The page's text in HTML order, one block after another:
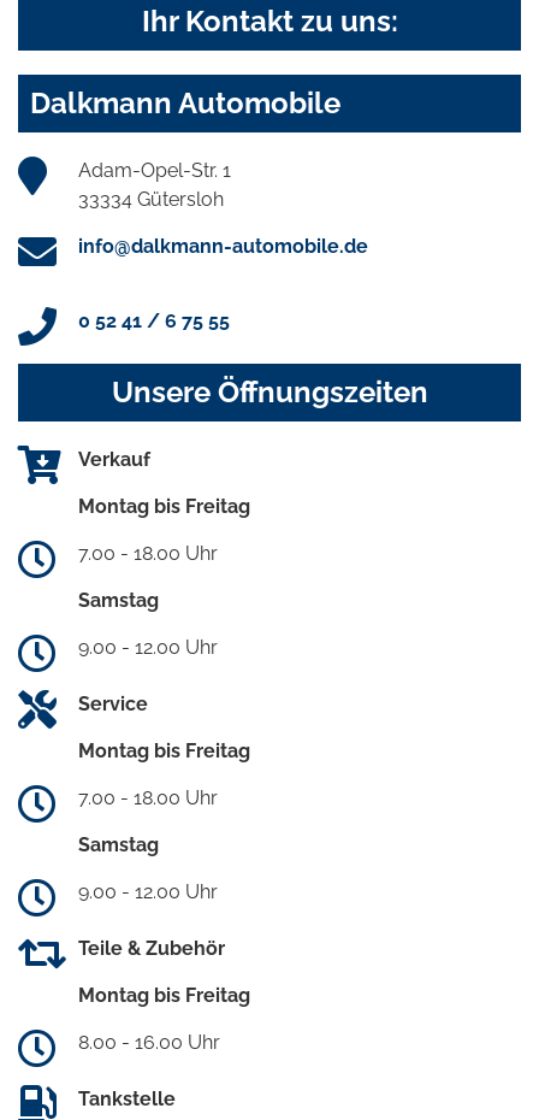
Ihr Kontakt zu uns:
Dalkmann Automobile
Adam-Opel-Str. 1
33334 Gütersloh
info@dalkmann-automobile.de
0 52 41 / 6 75 55
Unsere Öffnungszeiten
Verkauf
Montag bis Freitag
7.00 - 18.00 Uhr
Samstag
9.00 - 12.00 Uhr
Service
Montag bis Freitag
7.00 - 18.00 Uhr
Samstag
9.00 - 12.00 Uhr
Teile & Zubehör
Montag bis Freitag
8.00 - 16.00 Uhr
Tankstelle